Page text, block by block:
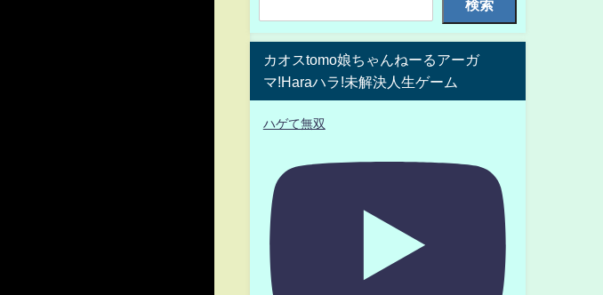
検索
カオスtomo娘ちゃんねーるアーガ
マ!Haraハラ!未解決人生ゲーム
ハゲて無双